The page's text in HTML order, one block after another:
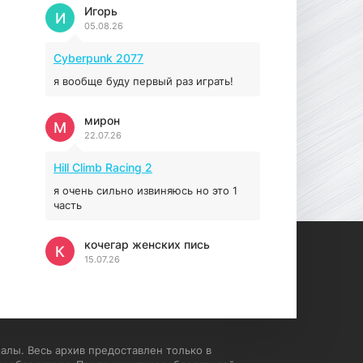
Prey
16.95 ГБ
Игорь
05.08.26
И
Cyberpunk 2077
я вообще буду первый раз играть!
мирон
22.07.26
М
Hill Climb Racing 2
я очень сильно извиняюсь но это 1
часть
кочегар женских пись
15.07.26
К
напишите блять на пк с
Весь архив предоставлен только в